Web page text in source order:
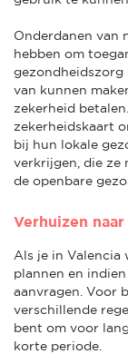
Onderdanen van
hebben om
gezondheidszorg
van kunnen
zekerheid
zekerheidskaart
bij hun lokale
verkrijgen, die ze
de openbare
Verhuizen
Als je in Valencia
plannen en
aanvragen. Voor
verschillende
bent om voor
korte periode.